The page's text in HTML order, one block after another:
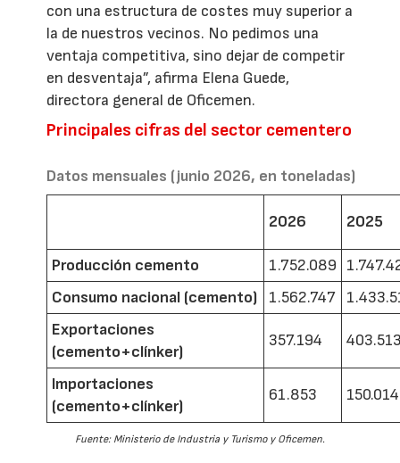
con una estructura de costes muy superior a
la de nuestros vecinos. No pedimos una
ventaja competitiva, sino dejar de competir
en desventaja”, afirma Elena Guede,
directora general de Oficemen.
Principales cifras del sector cementero
Datos mensuales (junio 2026, en toneladas)
2026 2025
Producción cemento 1.752.089
Consumo nacional (cemento)
1.562.747
Exportaciones
(cemento+clínker)
357.194
Importaciones
(cemento+clínker)
61.853 150.014
Fuente: Ministerio de Industria y Turismo y Oficemen.